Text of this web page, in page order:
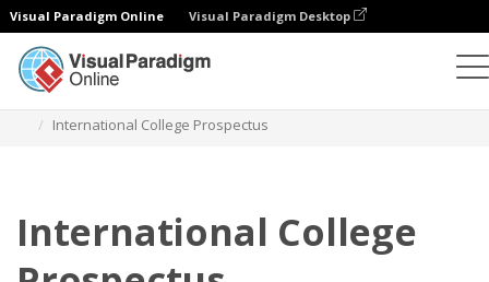
Visual Paradigm Online Visual Paradigm Desktop
International College Prospectus
International College